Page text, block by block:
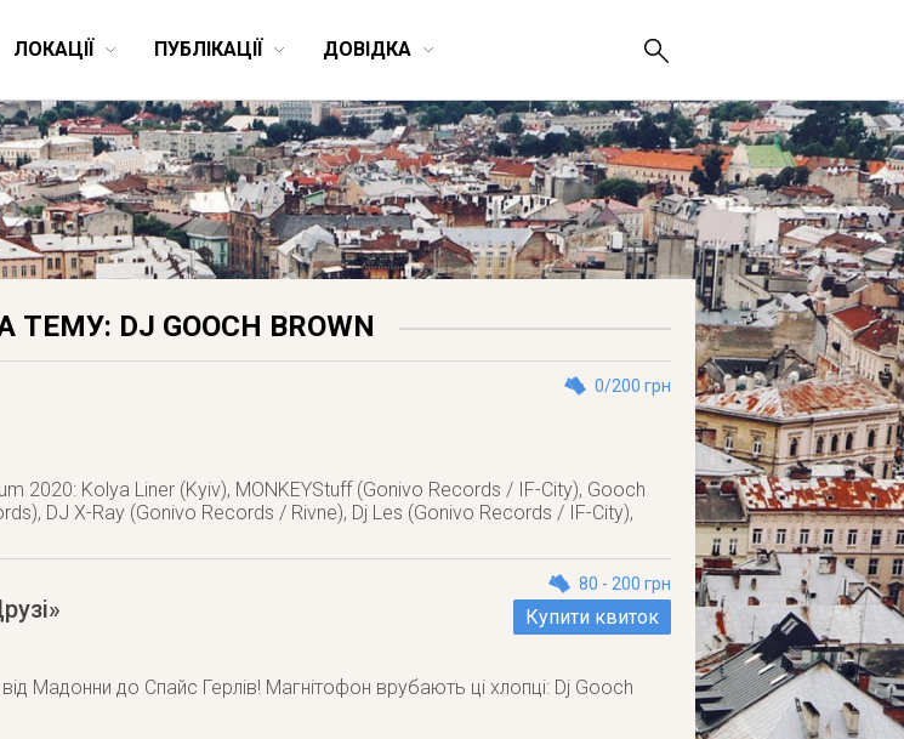
ЛОКАЦІЇ ПУБЛІКАЦІЇ ДОВІДКА
ТЕМУ: DJ GOOCH BROWN
0/200 грн
2020: Kolya Liner (Kyiv), MONKEYStuff (Gonivo Records / IF-City), Gooch
DJ X-Ray (Gonivo Records / Rivne), Dj Les (Gonivo Records / IF-City),
80 - 200 грн
Купити квиток
Мадонни до Спайс Герлів! Магнітофон врубають ці хлопці: Dj Gooch